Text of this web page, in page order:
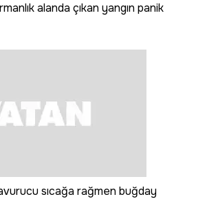
alanda çıkan yangın panik
sıcağa rağmen buğday